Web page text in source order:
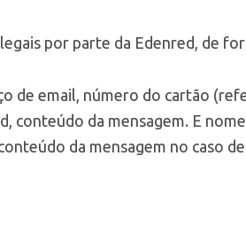
por parte da Edenred, de
de email, número do cartão
conteúdo da mensagem. E
da mensagem no caso